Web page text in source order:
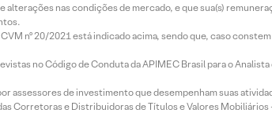
nas condições de mercado, e que sua(s)
nº 20/2021 está indicado acima, sendo que, caso
no Código de Conduta da APIMEC Brasil para o
de investimento que desempenham suas
Corretoras e Distribuidoras de Títulos e Valores